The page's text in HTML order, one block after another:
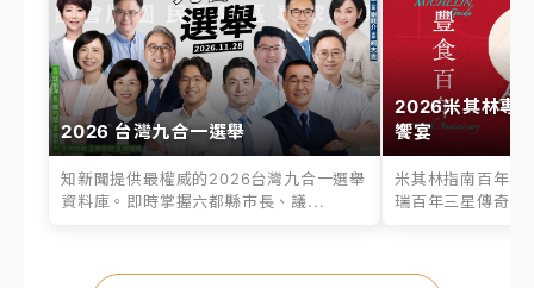
2026 台灣九合一選舉
知新聞提供最權威的2026台灣九合一選舉
資料庫。即時掌握六都縣市長、議...
2026米其林專
饗宴
米其林指南百年之
瑞百年三星傳奇、